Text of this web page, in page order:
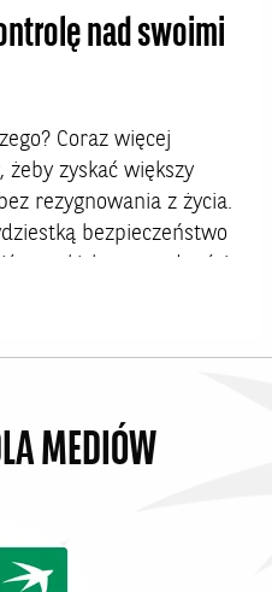
nad swoimi
Coraz więcej
żeby zyskać większy
rezygnowania z życia.
bezpieczeństwo
wysokich oszczędności,
nie kończą się szybciej
MEDIÓW